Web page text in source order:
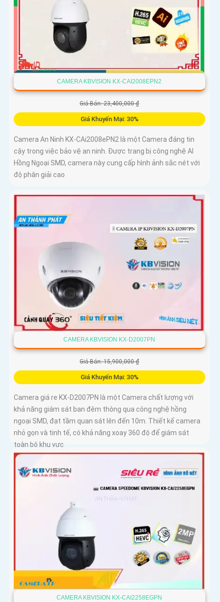
CAMERA KBVISION KX-CAI2008EPN2
Giá Bán: 23,400,000 ₫
Giá Khuyến Mại: 30%
Camera An Ninh KX-CAi2008ePN2 là một Camera đáng tin
cậy trong việc bảo vệ an ninh. Được trang bị công nghệ AI
Hồng Ngoại SMD, camera này cung cấp hình ảnh sắc nét với
độ phân giải cao
CAMERA KBVISION KX-D2007PN
Giá Bán: 15,900,000 ₫
Giá Khuyến Mại: 30%
Camera giá re KX-D2007PN là một Camera chất lượng với
khả năng giám sát ban đêm thông qua công nghệ hồng
ngoại SMD, đạt tầm quan sát lên đến 10m. Thiết kế camera
nhỏ gọn và tinh tế, có khả năng xoay 360 độ để giám sát
toàn bộ khu vực
CAMERA KBVISION KX-CAI2258EGPN